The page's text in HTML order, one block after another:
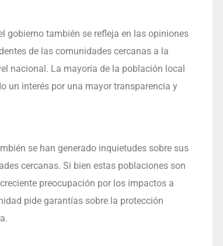
gobierno también se refleja en las opiniones
de las comunidades cercanas a la
nacional. La mayoría de la población local
un interés por una mayor transparencia y
se han generado inquietudes sobre sus
cercanas. Si bien estas poblaciones son
preocupación por los impactos a
pide garantías sobre la protección